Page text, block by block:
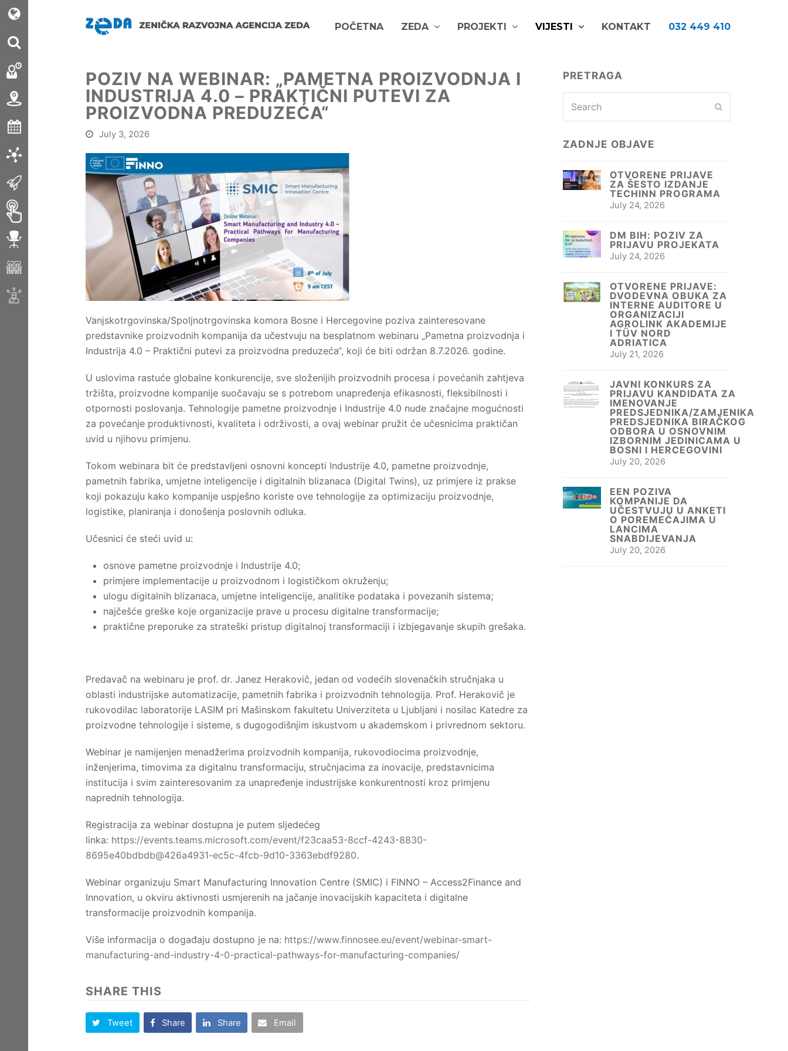
POČETNA ZEDA PROJEKTI VIJESTI KONTAKT 032 449 410
POZIV NA WEBINAR: „PAMETNA PROIZVODNJA I
INDUSTRIJA 4.0 – PRAKTIČNI PUTEVI ZA
PROIZVODNA PREDUZEĆA“
July 3, 2026
Vanjskotrgovinska/Spoljnotrgovinska komora Bosne i Hercegovine poziva zainteresovane
predstavnike proizvodnih kompanija da učestvuju na besplatnom webinaru „Pametna proizvodnja i
Industrija 4.0 – Praktični putevi za proizvodna preduzeća“, koji će biti održan 8.7.2026. godine.
U uslovima rastuće globalne konkurencije, sve složenijih proizvodnih procesa i povećanih zahtjeva
tržišta, proizvodne kompanije suočavaju se s potrebom unapređenja efikasnosti, fleksibilnosti i
otpornosti poslovanja. Tehnologije pametne proizvodnje i Industrije 4.0 nude značajne mogućnosti
za povećanje produktivnosti, kvaliteta i održivosti, a ovaj webinar pružit će učesnicima praktičan
uvid u njihovu primjenu.
Tokom webinara bit će predstavljeni osnovni koncepti Industrije 4.0, pametne proizvodnje,
pametnih fabrika, umjetne inteligencije i digitalnih blizanaca (Digital Twins), uz primjere iz prakse
koji pokazuju kako kompanije uspješno koriste ove tehnologije za optimizaciju proizvodnje,
logistike, planiranja i donošenja poslovnih odluka.
Učesnici će steći uvid u:
osnove pametne proizvodnje i Industrije 4.0;
primjere implementacije u proizvodnom i logističkom okruženju;
ulogu digitalnih blizanaca, umjetne inteligencije, analitike podataka i povezanih sistema;
najčešće greške koje organizacije prave u procesu digitalne transformacije;
praktične preporuke za strateški pristup digitalnoj transformaciji i izbjegavanje skupih grešaka.
Predavač na webinaru je prof. dr. Janez Herakovič, jedan od vodećih slovenačkih stručnjaka u
oblasti industrijske automatizacije, pametnih fabrika i proizvodnih tehnologija. Prof. Herakovič je
rukovodilac laboratorije LASIM pri Mašinskom fakultetu Univerziteta u Ljubljani i nosilac Katedre za
proizvodne tehnologije i sisteme, s dugogodišnjim iskustvom u akademskom i privrednom sektoru.
Webinar je namijenjen menadžerima proizvodnih kompanija, rukovodiocima proizvodnje,
inženjerima, timovima za digitalnu transformaciju, stručnjacima za inovacije, predstavnicima
institucija i svim zainteresovanim za unapređenje industrijske konkurentnosti kroz primjenu
naprednih tehnologija.
Registracija za webinar dostupna je putem sljedećeg
linka: https://events.teams.microsoft.com/event/f23caa53-8ccf-4243-8830-
8695e40bdbdb@426a4931-ec5c-4fcb-9d10-3363ebdf9280.
Webinar organizuju Smart Manufacturing Innovation Centre (SMIC) i FINNO – Access2Finance and
Innovation, u okviru aktivnosti usmjerenih na jačanje inovacijskih kapaciteta i digitalne
transformacije proizvodnih kompanija.
Više informacija o događaju dostupno je na: https://www.finnosee.eu/event/webinar-smart-
manufacturing-and-industry-4-0-practical-pathways-for-manufacturing-companies/
SHARE THIS
Tweet Share Share Email
PRETRAGA
ZADNJE OBJAVE
OTVORENE PRIJAVE
ZA ŠESTO IZDANJE
TECHINN PROGRAMA
July 24, 2026
DM BIH: POZIV ZA
PRIJAVU PROJEKATA
July 24, 2026
OTVORENE PRIJAVE:
DVODEVNA OBUKA ZA
INTERNE AUDITORE U
ORGANIZACIJI
AGROLINK AKADEMIJE
I TÜV NORD
ADRIATICA
July 21, 2026
JAVNI KONKURS ZA
PRIJAVU KANDIDATA ZA
IMENOVANJE
PREDSJEDNIKA/ZAMJENIKA
PREDSJEDNIKA BIRAČKOG
ODBORA U OSNOVNIM
IZBORNIM JEDINICAMA U
BOSNI I HERCEGOVINI
July 20, 2026
EEN POZIVA
KOMPANIJE DA
UČESTVUJU U ANKETI
O POREMEĆAJIMA U
LANCIMA
SNABDIJEVANJA
July 20, 2026